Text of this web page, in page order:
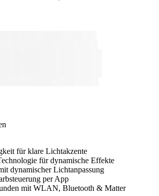
für klare Lichtakzente
für dynamische Effekte
dynamischer Lichtanpassung
per App
mit WLAN, Bluetooth & Matter